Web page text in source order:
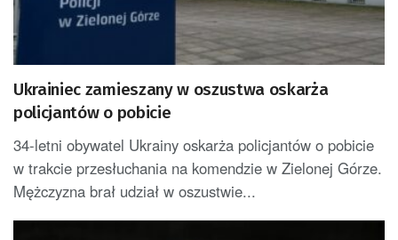
Ukrainiec zamieszany w oszustwa oskarża
policjantów o pobicie
34-letni obywatel Ukrainy oskarża policjantów o pobicie
w trakcie przesłuchania na komendzie w Zielonej Górze.
Mężczyzna brał udział w oszustwie...